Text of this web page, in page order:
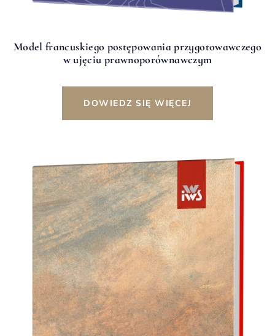
Model francuskiego postępowania przygotowawczego
w ujęciu prawnoporównawczym
DOWIEDZ SIĘ WIĘCEJ